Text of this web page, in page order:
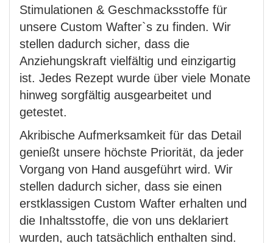
Stimulationen & Geschmacksstoffe für
unsere Custom Wafter`s zu finden. Wir
stellen dadurch sicher, dass die
Anziehungskraft vielfältig und einzigartig
ist. Jedes Rezept wurde über viele Monate
hinweg sorgfältig ausgearbeitet und
getestet.
Akribische Aufmerksamkeit für das Detail
genießt unsere höchste Priorität, da jeder
Vorgang von Hand ausgeführt wird. Wir
stellen dadurch sicher, dass sie einen
erstklassigen Custom Wafter erhalten und
die Inhaltsstoffe, die von uns deklariert
wurden, auch tatsächlich enthalten sind.